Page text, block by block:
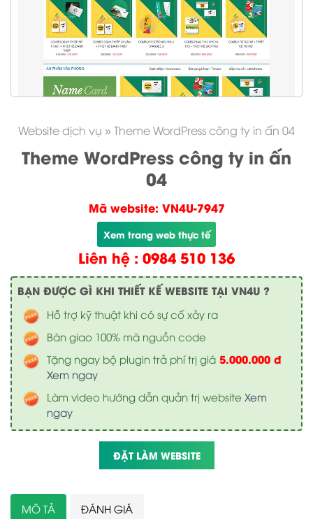
Website dịch vụ » Theme WordPress công ty in ấn 04
Theme WordPress công ty in ấn
04
Mã website: VN4U-7947
Xem trang web thực tế
Liên hệ : 0984 510 136
BẠN ĐƯỢC GÌ KHI THIẾT KẾ WEBSITE TẠI VN4U ?
Hỗ trợ kỹ thuật khi có sự cố xảy ra
Bàn giao 100% mã nguồn code
Tặng ngay bộ plugin trả phí trị giá 5.000.000 đ
Xem ngay
Làm video hướng dẫn quản trị website Xem
ngay
ĐẶT LÀM WEBSITE
MÔ TẢ ĐÁNH GIÁ